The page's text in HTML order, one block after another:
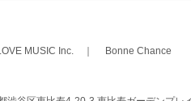
MUSIC Inc. ｜ Bonne Chance